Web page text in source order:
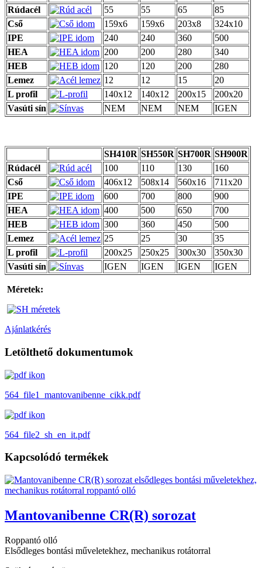
Rúdacél
55 55 65
85
Cső
159x6 159x6 203x8
324x10
IPE
240 240 360
500
HEA
200 200 280
340
HEB
120 120 200
280
Lemez
12 12 15
20
L profil
140x12 140x12 200x15
200x20
Vasúti sín
NEM NEM NEM IGEN
SH410R SH550R SH700R SH900R
Rúdacél
100 110 130
160
Cső
406x12 508x14 560x16
711x20
IPE
600 700 800
900
HEA
400 500 650
700
HEB
300 360 450
500
Lemez
25 25 30
35
L profil
200x25 250x25 300x30
350x30
Vasúti sín
IGEN IGEN IGEN IGEN
Méretek:
Ajánlatkérés
Letölthető dokumentumok
564_file1_mantovanibenne_cikk.pdf
564_file2_sh_en_it.pdf
Kapcsolódó termékek
Mantovanibenne CR(R) sorozat
Roppantó olló
Elsődleges bontási műveletekhez, mechanikus rotátorral